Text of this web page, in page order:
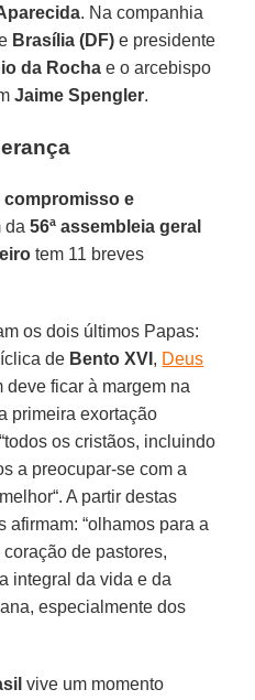
. Na companhia
Brasília (DF) e presidente
da Rocha e o arcebispo
Jaime Spengler.
compromisso e
da56ª assembleia geral
tem 11 breves
os dois últimos Papas:
de Bento XVI , Deus
deve ficar à margem na
primeira exortação
os cristãos, incluindo
a preocupar-se com a
A partir destas
afirmam: “olhamos para a
de pastores,
integral da vida e da
especialmente dos
vive um momento